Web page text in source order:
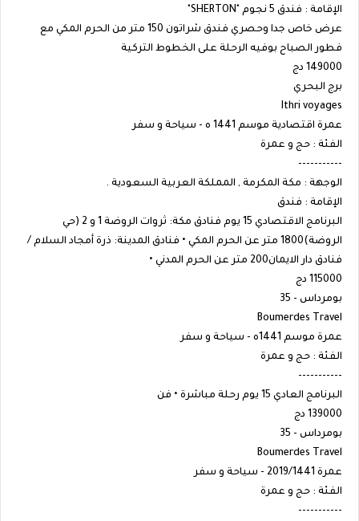
الإقامة : فندق 5 نجوم "SHERTON"
عرض خاص جدا وحصري فندق شراتون 150 متر من الحرم المكي مع
فطور الصباح بوفيه الرحلة على الخطوط التركية
149000 دج
برج البحري
Ithri voyages
عمرة اقتصادية موسم 1441 ه - سياحة و سفر
الفئة : حج و عمرة
-----------
الوجهة : مكة المكرمة , المملكة العربية السعودية .
الإقامة : فندق
البرنامج الاقتصادي 15 يوم فنادق مكة: ثروات الروضة 1 و 2 (حي
الروضة)1800 متر عن الحرم المكي • فنادق المدينة: ذرة أمجاد السلام /
فنادق دار الايمان200 متر عن الحرم المدني •
115000 دج
بومرداس - 35
Boumerdes Travel
عمرة موسم 1441ه - سياحة و سفر
الفئة : حج و عمرة
-----------
البرنامج العادي 15 يوم رحلة مباشرة • فن
139000 دج
بومرداس - 35
Boumerdes Travel
عمرة 2019/1441 - سياحة و سفر
الفئة : حج و عمرة
-----------